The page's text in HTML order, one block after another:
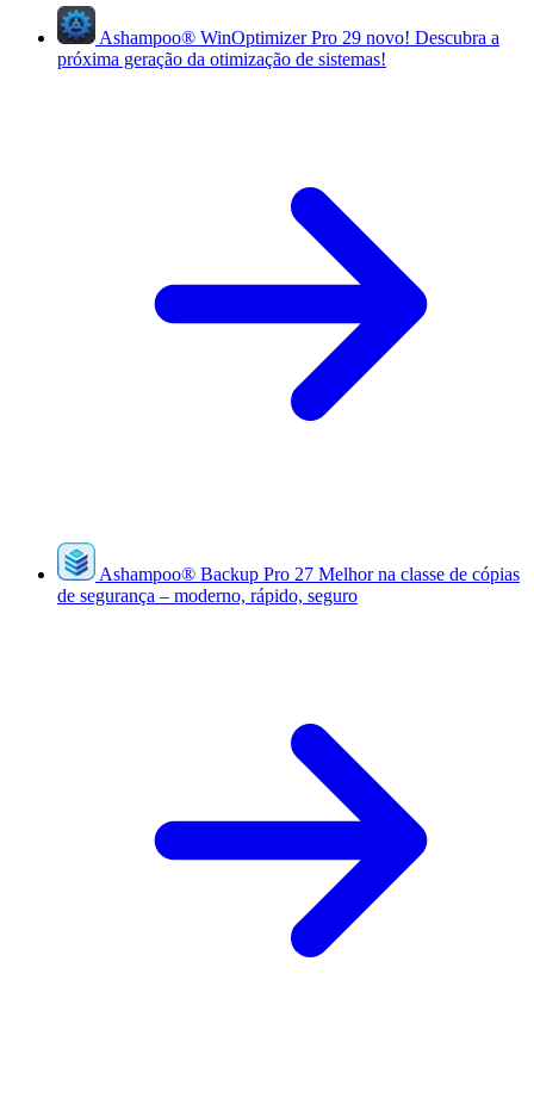
Ashampoo® WinOptimizer Pro 29 novo! Descubra a
próxima geração da otimização de sistemas!
Ashampoo® Backup Pro 27 Melhor na classe de cópias
de segurança – moderno, rápido, seguro